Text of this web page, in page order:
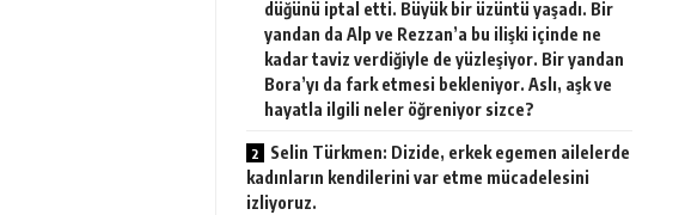
düğünü iptal etti. Büyük bir üzüntü yaşadı. Bir
yandan da Alp ve Rezzan’a bu ilişki içinde ne
kadar taviz verdiğiyle de yüzleşiyor. Bir yandan
Bora’yı da fark etmesi bekleniyor. Aslı, aşk ve
hayatla ilgili neler öğreniyor sizce?
Selin Türkmen: Dizide, erkek egemen ailelerde
kadınların kendilerini var etme mücadelesini
izliyoruz.